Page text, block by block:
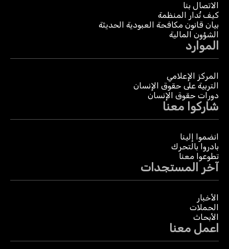
الاتصال بنا
كيف تُدار المنظمة
بيان قانون مكافحة العبودية الحديثة
الشؤون المالية
الموارد
المركز الإعلامي
التربية على حقوق الإنسان
دورات حقوق الإنسان
شاركوا معنا
انضموا إلينا
بادروا بالتحرك
تطوعوا معنا
آخر المستجدات
الأخبار
الحملات
الأبحاث
اعمل معنا